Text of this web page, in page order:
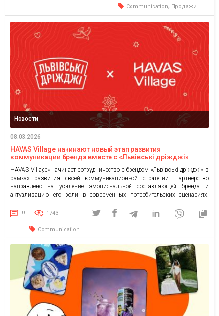
Communication, Продажи
Новости
08.03.2026
HAVAS Village начинают новый этап развития
коммуникации бренда вместе с «Львівські дріжджі»
HAVAS Village» начинает сотрудничество с брендом «Львівські дріжджі» в
рамках развития своей коммуникационной стратегии. Партнерство
направлено на усиление эмоциональной составляющей бренда и
актуализацию его роли в современных потребительских сценариях.
Первая совместная кампания стартует уже этой весной. К ее разработке
и воплощению привлечены HAVAS Red (креативная концепция) и
Forward (медиапланирование и размещение). «Львівські дріжджі»
десятилетиями ассоциируются […]
0 1743
Communication